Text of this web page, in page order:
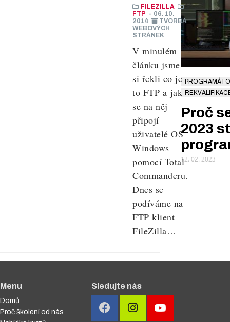
FILEZILLA
FTP - 06. 10.
2014
TVORBA
WEBOVÝCH
STRÁNEK
V minulém
článku jsme
si řekli co je
to FTP a jak
se na něj
připojí
uživatelé OS
Windows
pomocí Total
Commanderu.
Dnes se
podíváme na
FTP klient
FileZilla…
Proč
2023
12. 02. 2023
Menu
Domů
Proč školení od nás
Sledujte nás